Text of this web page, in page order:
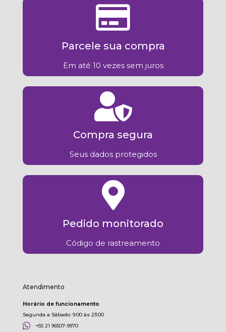
Parcele sua compra
Em até 10 vezes sem juros
Compra segura
Seus dados protegidos
Pedido monitorado
Código de rastreamento
Atendimento
Horário de funcionamento
Segunda a Sábado: 9:00 às 23:00
+55 21 96507-9970